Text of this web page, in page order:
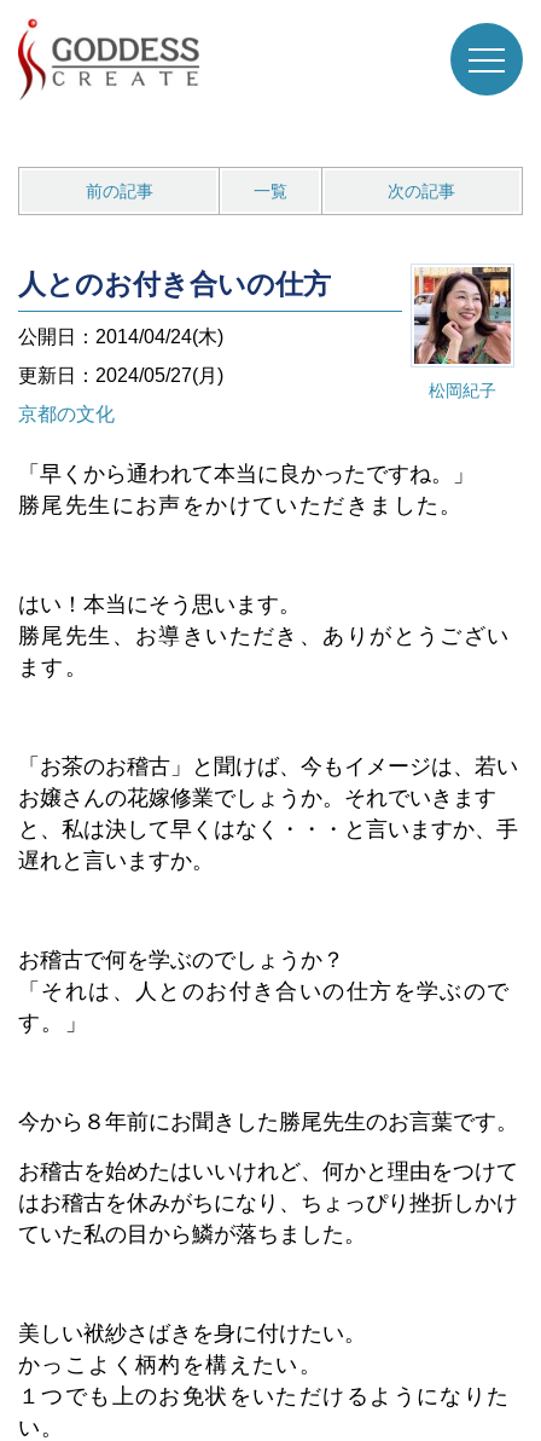
前の記事 一覧 次の記事
松岡紀子
人とのお付き合いの仕方
公開日：2014/04/24(木)
更新日：2024/05/27(月)
京都の文化
「早くから通われて本当に良かったですね。」
勝尾先生にお声をかけていただきました。
はい！本当にそう思います。
勝尾先生、お導きいただき、ありがとうござい
ます。
「お茶のお稽古」と聞けば、今もイメージは、若い
お嬢さんの花嫁修業でしょうか。それでいきます
と、私は決して早くはなく・・・と言いますか、手
遅れと言いますか。
お稽古で何を学ぶのでしょうか？
「それは、人とのお付き合いの仕方を学ぶので
す。」
今から８年前にお聞きした勝尾先生のお言葉です。
お稽古を始めたはいいけれど、何かと理由をつけて
はお稽古を休みがちになり、ちょっぴり挫折しかけ
ていた私の目から鱗が落ちました。
美しい袱紗さばきを身に付けたい。
かっこよく柄杓を構えたい。
１つでも上のお免状をいただけるようになりた
い。